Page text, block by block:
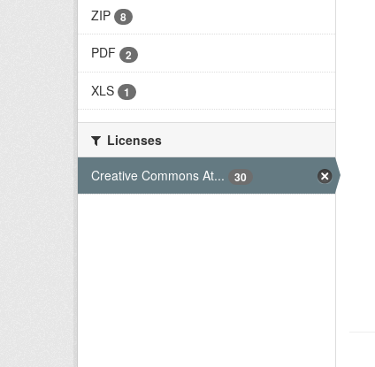
ZIP 8
PDF 2
XLS 1
Licenses
Creative Commons At...
30